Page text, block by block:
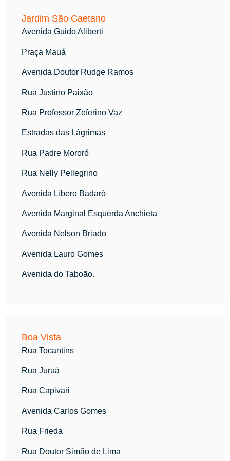
Jardim São Caetano
Avenida Guido Aliberti
Praça Mauá
Avenida Doutor Rudge Ramos
Rua Justino Paixão
Rua Professor Zeferino Vaz
Estradas das Lágrimas
Rua Padre Mororó
Rua Nelly Pellegrino
Avenida Líbero Badaró
Avenida Marginal Esquerda Anchieta
Avenida Nelson Briado
Avenida Lauro Gomes
Avenida do Taboão.
Boa Vista
Rua Tocantins
Rua Juruá
Rua Capivari
Avenida Carlos Gomes
Rua Frieda
Rua Doutor Simão de Lima